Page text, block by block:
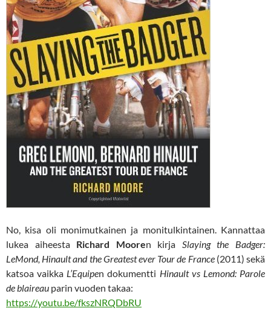
No, kisa oli monimutkainen ja monitulkintainen. Kannattaa
lukea aiheesta Richard Mooren kirja Slaying the Badger:
LeMond, Hinault and the Greatest ever Tour de France (2011) sekä
katsoa vaikka L’Equipen dokumentti Hinault vs Lemond: Parole
de blaireau parin vuoden takaa:
https://youtu.be/fkszNRQDbRU